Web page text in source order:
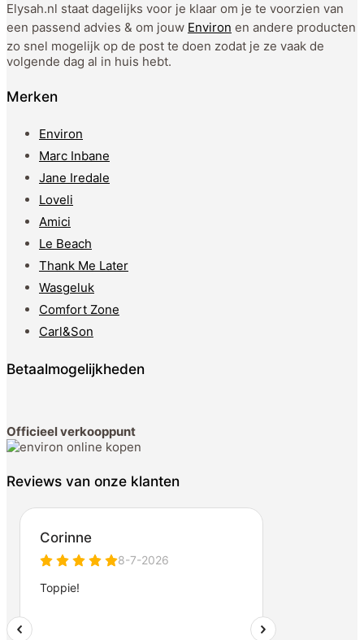
Elysah.nl staat dagelijks voor je klaar om je te voorzien van
een passend advies & om jouw Environ en andere producten
zo snel mogelijk op de post te doen zodat je ze vaak de
volgende dag al in huis hebt.
Merken
Environ
Marc Inbane
Jane Iredale
Loveli
Amici
Le Beach
Thank Me Later
Wasgeluk
Comfort Zone
Carl&Son
Betaalmogelijkheden
Officieel verkooppunt
Reviews van onze klanten